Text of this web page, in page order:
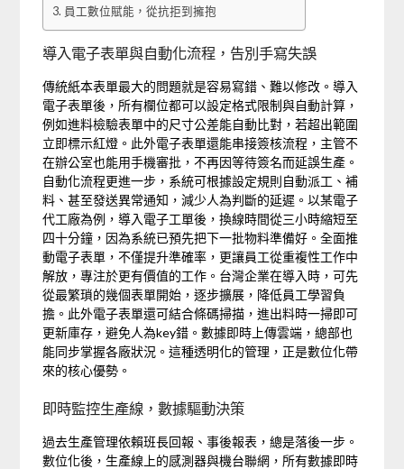
員工數位賦能，從抗拒到擁抱
導入電子表單與自動化流程，告別手寫失誤
傳統紙本表單最大的問題就是容易寫錯、難以修改。導入
電子表單後，所有欄位都可以設定格式限制與自動計算，
例如進料檢驗表單中的尺寸公差能自動比對，若超出範圍
立即標示紅燈。此外電子表單還能串接簽核流程，主管不
在辦公室也能用手機審批，不再因等待簽名而延誤生產。
自動化流程更進一步，系統可根據設定規則自動派工、補
料、甚至發送異常通知，減少人為判斷的延遲。以某電子
代工廠為例，導入電子工單後，換線時間從三小時縮短至
四十分鐘，因為系統已預先把下一批物料準備好。全面推
動電子表單，不僅提升準確率，更讓員工從重複性工作中
解放，專注於更有價值的工作。台灣企業在導入時，可先
從最繁瑣的幾個表單開始，逐步擴展，降低員工學習負
擔。此外電子表單還可結合條碼掃描，進出料時一掃即可
更新庫存，避免人為key錯。數據即時上傳雲端，總部也
能同步掌握各廠狀況。這種透明化的管理，正是數位化帶
來的核心優勢。
即時監控生產線，數據驅動決策
過去生產管理依賴班長回報、事後報表，總是落後一步。
數位化後，生產線上的感測器與機台聯網，所有數據即時